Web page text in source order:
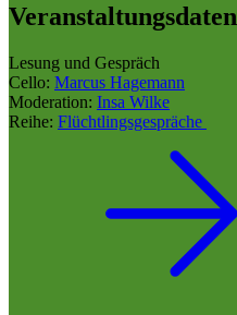
Veranstaltungsdaten
Lesung und Gespräch
Cello: Marcus Hagemann
Moderation: Insa Wilke
Reihe: Flüchtlingsgespräche